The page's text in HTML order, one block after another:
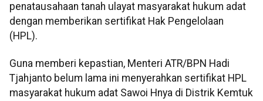
penatausahaan tanah ulayat masyarakat hukum adat
dengan memberikan sertifikat Hak Pengelolaan
(HPL).
Guna memberi kepastian, Menteri ATR/BPN Hadi
Tjahjanto belum lama ini menyerahkan sertifikat HPL
masyarakat hukum adat Sawoi Hnya di Distrik Kemtuk